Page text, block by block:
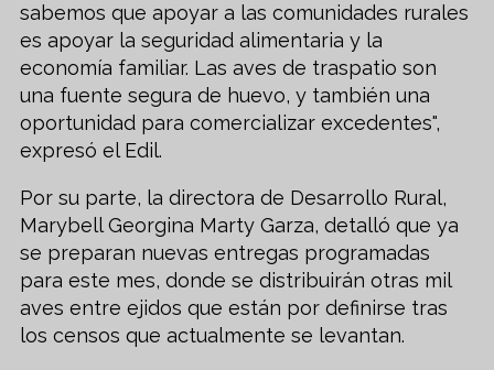
sabemos que apoyar a las comunidades rurales
es apoyar la seguridad alimentaria y la
economía familiar. Las aves de traspatio son
una fuente segura de huevo, y también una
oportunidad para comercializar excedentes",
expresó el Edil.
Por su parte, la directora de Desarrollo Rural,
Marybell Georgina Marty Garza, detalló que ya
se preparan nuevas entregas programadas
para este mes, donde se distribuirán otras mil
aves entre ejidos que están por definirse tras
los censos que actualmente se levantan.